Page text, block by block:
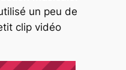
un peu de
clip vidéo